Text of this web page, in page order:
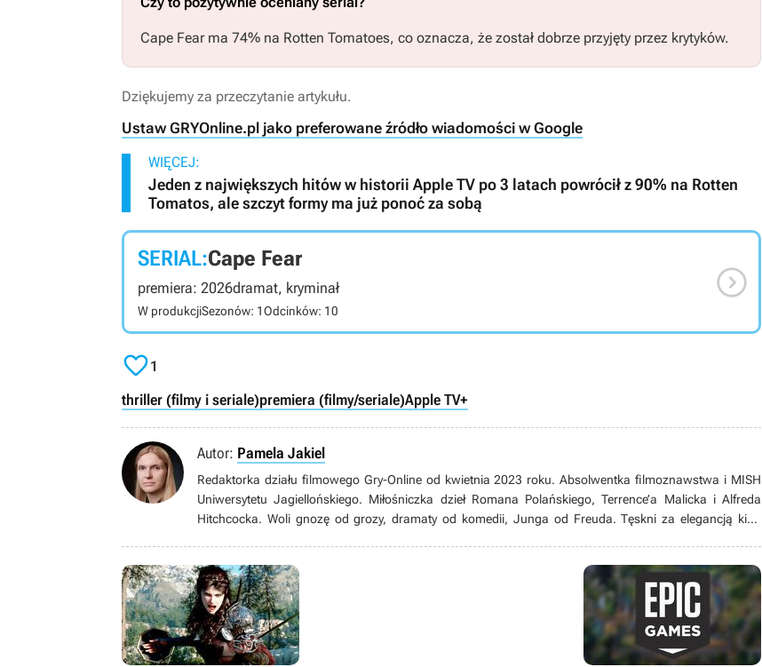
Cape Fear ma 74% na Rotten Tomatoes, co oznacza, że został dobrze przyjęty przez krytyków.
Dziękujemy za przeczytanie artykułu.
Ustaw GRYOnline.pl jako preferowane źródło wiadomości w Google
WIĘCEJ:
Jeden z największych hitów w historii Apple TV po 3 latach powrócił z 90% na Rotten
Tomatos, ale szczyt formy ma już ponoć za sobą
SERIAL:Cape Fear
premiera: 2026dramat, kryminał
W produkcjiSezonów: 1Odcinków: 10

1
thriller (filmy i seriale)premiera (filmy/seriale)Apple TV+
Autor: Pamela Jakiel
Redaktorka działu filmowego Gry-Online od kwietnia 2023 roku. Absolwentka filmoznawstwa i MISH
Uniwersytetu Jagiellońskiego. Miłośniczka dzieł Romana Polańskiego, Terrence’a Malicka i Alfreda
Hitchcocka. Woli gnozę od grozy, dramaty od komedii, Junga od Freuda. Tęskni za elegancją kina